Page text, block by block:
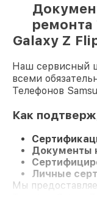
ремонта
Galaxy Z
Наш сервисный
всеми
Телефонов
Как
Документы
Личные
Мы